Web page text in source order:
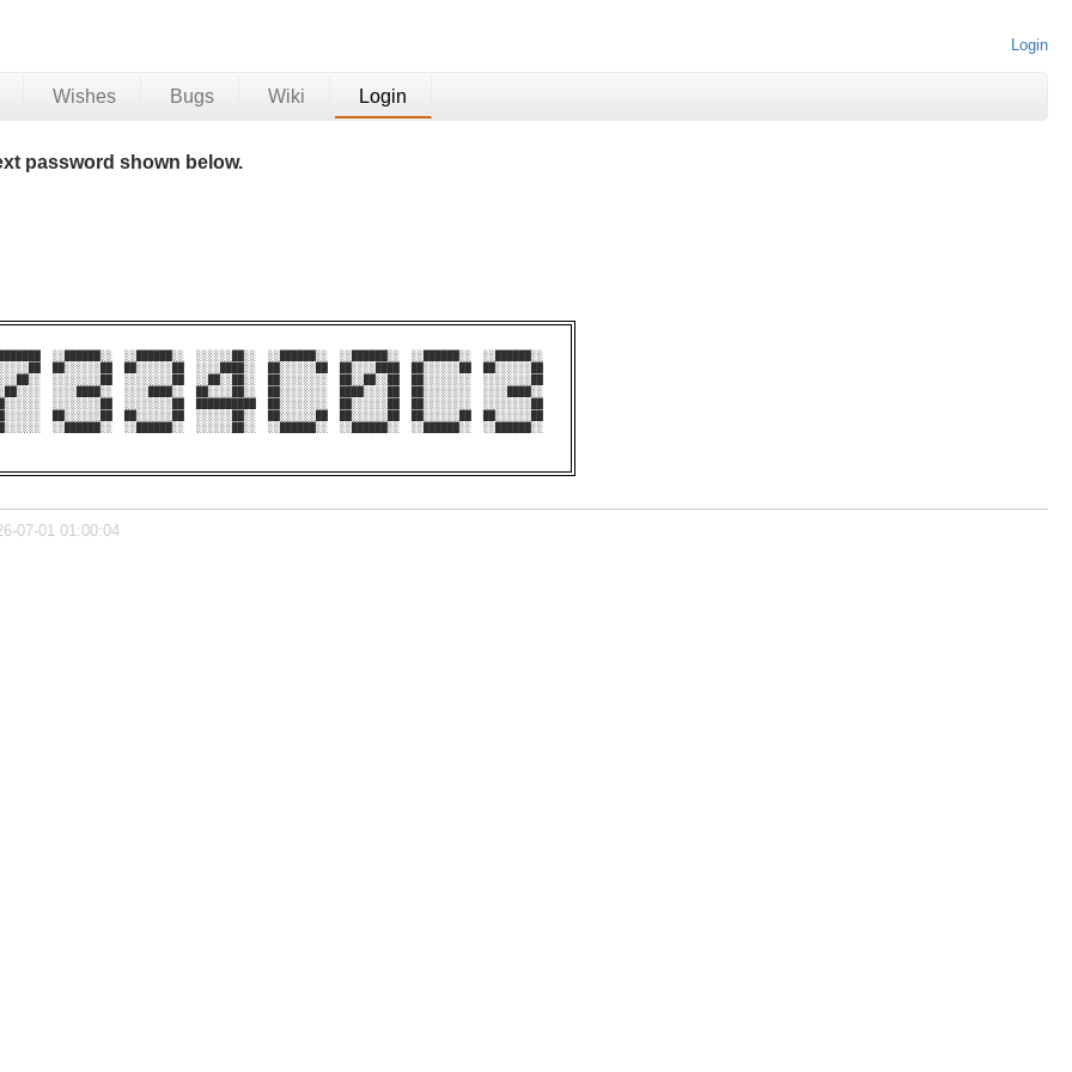
Login
Wishes Bugs Wiki Login
password shown below.
░░██████░░  ░░██████░░  ░░░░░░██░░  ░░██████░░  ░░██████░░  ░░██████░░  ░░██████░░
██░░░░░░██  ██░░░░░░██  ░░░░████░░  ██░░░░░░██  ██░░░░████  ██░░░░░░██  ██░░░░░░██
░░░░░░░░██  ░░░░░░░░██  ░░██░░██░░  ██░░░░░░░░  ██░░██░░██  ██░░░░░░░░  ░░░░░░░░██
░░░░████░░  ░░░░████░░  ██░░░░██░░  ██░░░░░░░░  ████░░░░██  ██░░░░░░░░  ░░░░████░░
░░░░░░░░██  ░░░░░░░░██  ██████████  ██░░░░░░░░  ██░░░░░░██  ██░░░░░░░░  ░░░░░░░░██
██░░░░░░██  ██░░░░░░██  ░░░░░░██░░  ██░░░░░░██  ██░░░░░░██  ██░░░░░░██  ██░░░░░░██
░░██████░░  ░░██████░░  ░░░░░░██░░  ░░██████░░  ░░██████░░  ░░██████░░  ░░██████░░
07-01 01:00:04